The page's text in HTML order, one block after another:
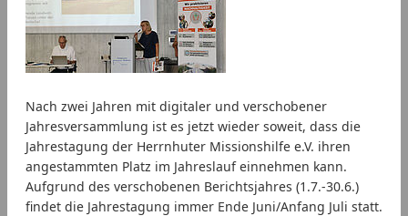
Nach zwei Jahren mit digitaler und verschobener
Jahresversammlung ist es jetzt wieder soweit, dass die
Jahrestagung der Herrnhuter Missionshilfe e.V. ihren
angestammten Platz im Jahreslauf einnehmen kann.
Aufgrund des verschobenen Berichtsjahres (1.7.-30.6.)
findet die Jahrestagung immer Ende Juni/Anfang Juli statt.